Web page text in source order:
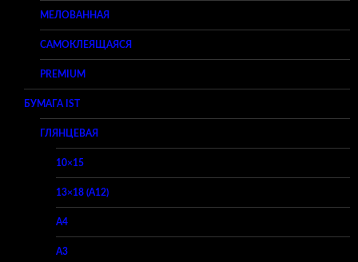
МЕЛОВАННАЯ
САМОКЛЕЯЩАЯСЯ
PREMIUM
БУМАГА IST
ГЛЯНЦЕВАЯ
10×15
13×18 (A12)
A4
A3